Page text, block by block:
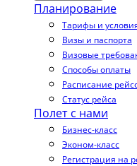
Планирование
Тарифы и
Визы и паспорта
Визовые
Способы оплаты
Расписание
Статус рейса
Полет с нами
Бизнес-класс
Эконом-класс
Регистрация на